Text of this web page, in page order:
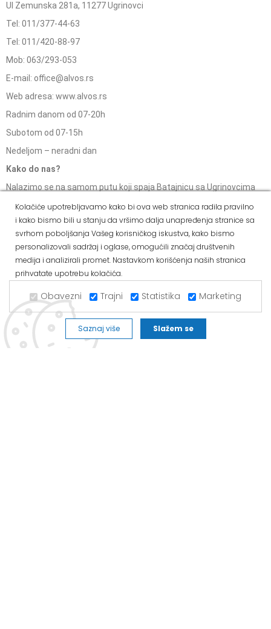
Ul Zemunska 281a, 11277 Ugrinovci
Tel: 011/377-44-63
Tel: 011/420-88-97
Mob: 063/293-053
E-mail: office@alvos.rs
Web adresa: www.alvos.rs
Radnim danom od 07-20h
Subotom od 07-15h
Nedeljom – neradni dan
Kako do nas?
Nalazimo se na samom putu koji spaja Batajnicu sa Ugrinovcima
kod skretanja za naselje Busije!
ALVOS BATAJNICA
Ul Majora Zorana Radosavljevića 271, 11273 Batajnica
Tel: 011/84-80-166
Mob: 063/293-432
Tel: 011/377-44-63
Tel: 011/420-88-97
Kolačiće upotrebljavamo kako bi ova web stranica radila pravilno
i kako bismo bili u stanju da vršimo dalja unapređenja stranice sa
svrhom poboljšanja Vašeg korisničkog iskustva, kako bismo
personalizovali sadržaj i oglase, omogućili značaj društvenih
medija i analizirali promet. Nastavkom korišćenja naših stranica
prihvatate upotrebu kolačića.
Obavezni Trajni Statistika Marketing
Saznaj više Slažem se